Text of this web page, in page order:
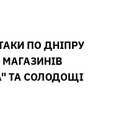
ПО ДНІПРУ
ТА СОЛОДОЩІ